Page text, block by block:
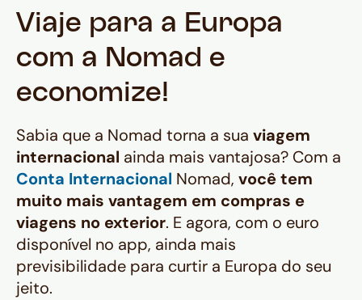
Viaje para a Europa
com a Nomad e
economize!
Sabia que a Nomad torna a sua viagem
internacional ainda mais vantajosa? Com a
Conta Internacional Nomad, você tem
muito mais vantagem em compras e
viagens no exterior. E agora, com o euro
disponível no app, ainda mais
previsibilidade para curtir a Europa do seu
jeito.